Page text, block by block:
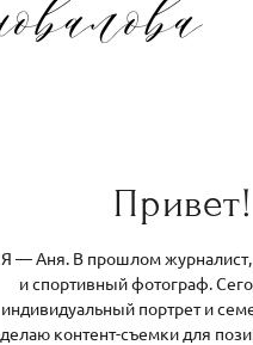
Привет!
Я — Аня. В прошлом
и спортивный фотограф.
индивидуальный портрет и
делаю контент-съемки для